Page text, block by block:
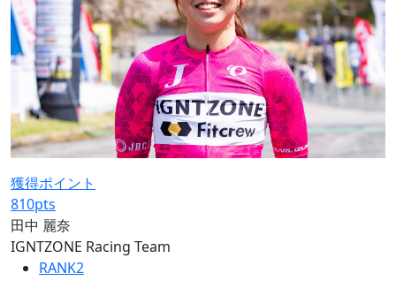
獲得ポイント
810pts
田中 麗奈
IGNTZONE Racing Team
RANK2